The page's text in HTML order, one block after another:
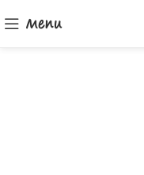
Menu